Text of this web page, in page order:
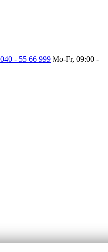
040 - 55 66 999 Mo-Fr, 09:00 -